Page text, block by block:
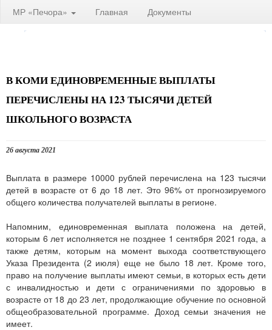
МР «Печора» Главная Документы
В КОМИ ЕДИНОВРЕМЕННЫЕ ВЫПЛАТЫ
ПЕРЕЧИСЛЕНЫ НА 123 ТЫСЯЧИ ДЕТЕЙ
ШКОЛЬНОГО ВОЗРАСТА
26 августа 2021
Выплата в размере 10000 рублей перечислена на 123 тысячи
детей в возрасте от 6 до 18 лет. Это 96% от прогнозируемого
общего количества получателей выплаты в регионе.
Напомним, единовременная выплата положена на детей,
которым 6 лет исполняется не позднее 1 сентября 2021 года, а
также детям, которым на момент выхода соответствующего
Указа Президента (2 июля) еще не было 18 лет. Кроме того,
право на получение выплаты имеют семьи, в которых есть дети
с инвалидностью и дети с ограничениями по здоровью в
возрасте от 18 до 23 лет, продолжающие обучение по основной
общеобразовательной программе. Доход семьи значения не
имеет.